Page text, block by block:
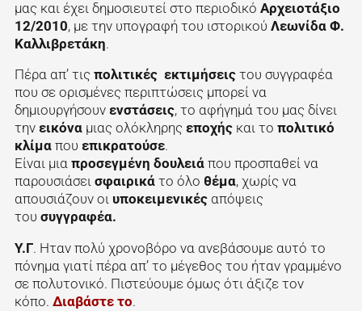
μας και έχει δημοσιευτεί στο περιοδικό Αρχειοτάξιο
12/2010, με την υπογραφή του ιστορικού Λεωνίδα Φ.
Καλλιβρετάκη.
Πέρα απ’ τις πολιτικές εκτιμήσειςτου συγγραφέα
που σε ορισμένες περιπτώσεις μπορεί να
δημιουργήσουν ενστάσεις, το αφήγημά του μας δίνει
τηνεικόνα μιας ολόκληρης εποχήςκαι το πολιτικό
κλίμαπου επικρατούσε.
Είναι μια προσεγμένη δουλειάπου προσπαθεί να
παρουσιάσει σφαιρικάτο όλο θέμα, χωρίς να
απουσιάζουν οι υποκειμενικέςαπόψεις
του συγγραφέα.
Υ.Γ. Ηταν πολύ χρονοβόρο να ανεβάσουμε αυτό το
πόνημα γιατί πέρα απ’ το μέγεθος του ήταν γραμμένο
σε πολυτονικό. Πιστεύουμε όμως ότι άξιζε τον
κόπο. Διαβάστε το.